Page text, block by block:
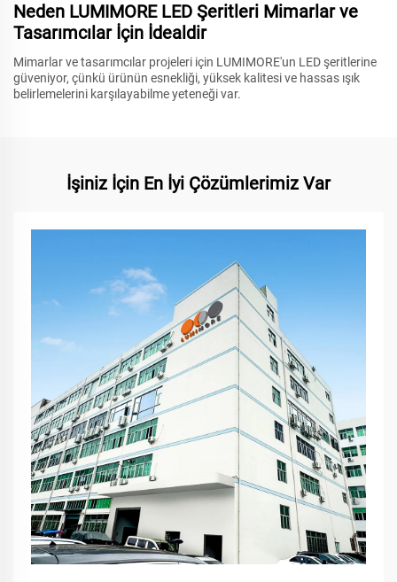
Neden LUMIMORE LED Şeritleri Mimarlar ve
Tasarımcılar İçin İdealdir
Mimarlar ve tasarımcılar projeleri için LUMIMORE'un LED şeritlerine
güveniyor, çünkü ürünün esnekliği, yüksek kalitesi ve hassas ışık
belirlemelerini karşılayabilme yeteneği var.
İşiniz İçin En İyi Çözümlerimiz Var